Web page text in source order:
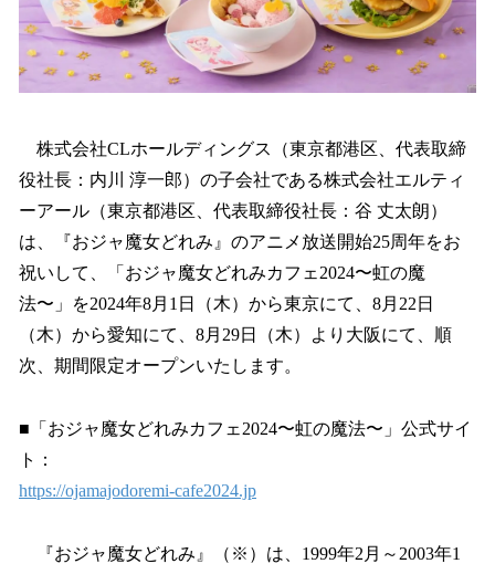
株式会社CLホールディングス（東京都港区、代表取締
役社長：内川 淳一郎）の子会社である株式会社エルティ
ーアール（東京都港区、代表取締役社長：谷 丈太朗）
は、『おジャ魔女どれみ』のアニメ放送開始25周年をお
祝いして、「おジャ魔女どれみカフェ2024〜虹の魔
法〜」を2024年8月1日（木）から東京にて、8月22日
（木）から愛知にて、8月29日（木）より大阪にて、順
次、期間限定オープンいたします。
■「おジャ魔女どれみカフェ2024〜虹の魔法〜」公式サイ
ト：
https://ojamajodoremi-cafe2024.jp
『おジャ魔女どれみ』（※）は、1999年2月～2003年1